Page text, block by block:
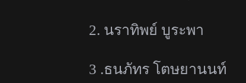
2. นราทิพย์ บูระพา
3 .ธนภัทร โตษยานนท์